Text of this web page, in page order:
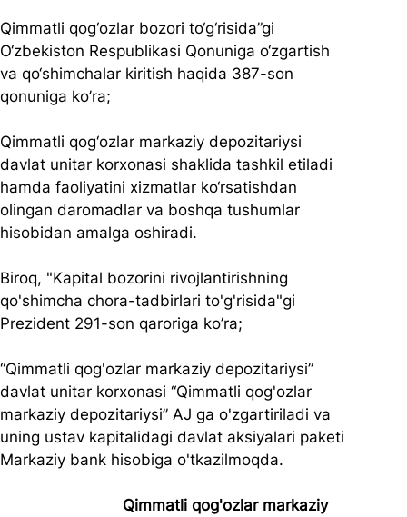
Qimmatli qog‘ozlar bozori to‘g‘risida”gi
O‘zbekiston Respublikasi Qonuniga o‘zgartish
va qo‘shimchalar kiritish haqida 387-son
qonuniga ko’ra;
Qimmatli qog‘ozlar markaziy depozitariysi
davlat unitar korxonasi shaklida tashkil etiladi
hamda faoliyatini xizmatlar ko‘rsatishdan
olingan daromadlar va boshqa tushumlar
hisobidan amalga oshiradi.
Biroq, "Kapital bozorini rivojlantirishning
qo'shimcha chora-tadbirlari to'g'risida"gi
Prezident 291-son qaroriga ko’ra;
“Qimmatli qog'ozlar markaziy depozitariysi”
davlat unitar korxonasi “Qimmatli qog'ozlar
markaziy depozitariysi” AJ ga o'zgartiriladi va
uning ustav kapitalidagi davlat aksiyalari paketi
Markaziy bank hisobiga o'tkazilmoqda.